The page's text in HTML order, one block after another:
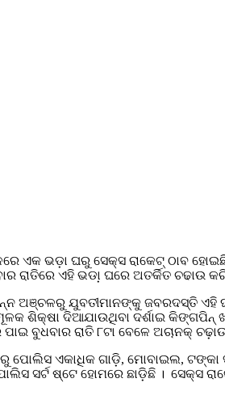
ଏକ ଭଡ଼ା ଘରୁ ସେକ୍ସ ରାକେଟ୍ ଠାବ ହୋଇଛି
ରାତିରେ ଏହି ଭଡା଼ ଘରେ ଅତର୍କିତ ଚଢାଉ
ଯୁବତୀମାନଙ୍କୁ ଜବରଦସ୍ତି ଏହି
ଶିକ୍ଷା ଦିଆଯାଉଥିବା ଦର୍ଶାଇ
ବୁଧବାର ରାତି ୮ଟା ବେଳେ ଅଚାନକ୍
ପୋଲିସ ଏକାଧିକ ଗାଡି଼, ମୋବାଇଲ,
ସର୍ଟ ଷ୍ଟେ ହୋମରେ ଛାଡ଼ିଛି । ସେକ୍ସ